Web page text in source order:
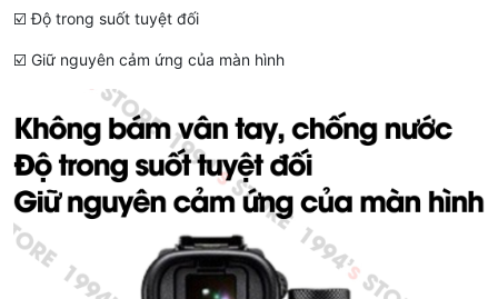
☑️ Độ trong suốt tuyệt đối
☑️ Giữ nguyên cảm ứng của màn hình